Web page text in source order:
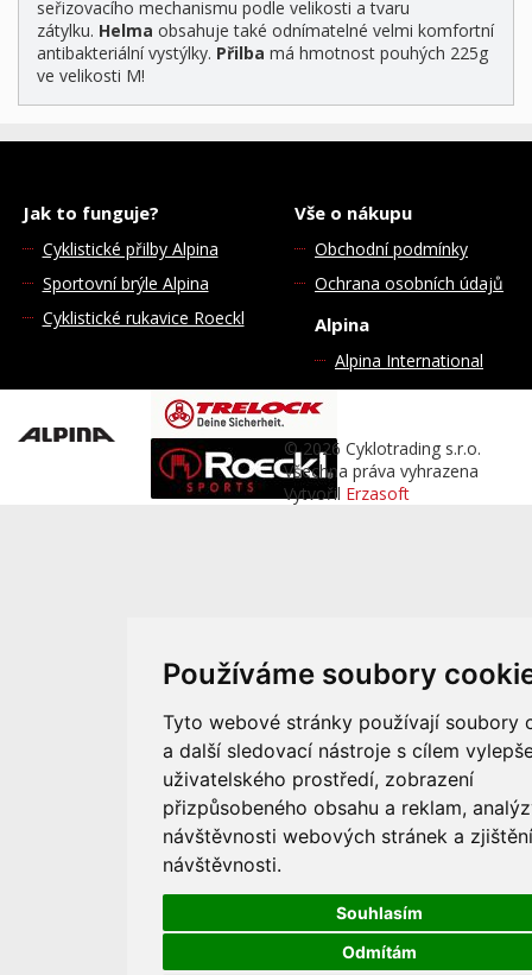
Používáme soubory
Tyto webové stránky používají soubory
a další sledovací nástroje s cílem
uživatelského prostředí, zobrazení
přizpůsobeného obsahu a reklam,
návštěvnosti webových stránek a
návštěvnosti.
Souhlasím
Odmítám
seřizovacího mechanismu podle velikosti a tvaru
zátylku. Helma obsahuje také odnímatelné velmi komfortní
antibakteriální vystýlky. Přilba má hmotnost pouhých 225g
ve velikosti M!
Jak to funguje?
Cyklistické přilby Alpina
Sportovní brýle Alpina
Cyklistické rukavice Roeckl
Vše o nákupu
Obchodní podmínky
Ochrana osobních údajů
Alpina
Alpina International
© 2026 Cyklotrading s.r.o.
Všechna práva vyhrazena
Vytvořil Erzasoft